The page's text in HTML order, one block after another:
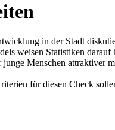
in der Stadt
weisen Statistiken
Menschen attraktiver
für diesen Check